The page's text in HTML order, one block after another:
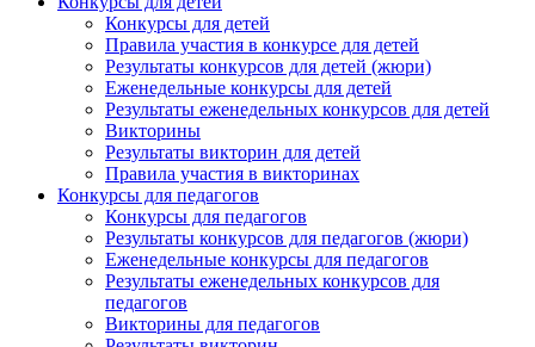
Конкурсы для детей
Конкурсы для детей
Правила участия в конкурсе для детей
Результаты конкурсов для детей (жюри)
Еженедельные конкурсы для детей
Результаты еженедельных конкурсов для детей
Викторины
Результаты викторин для детей
Правила участия в викторинах
Конкурсы для педагогов
Конкурсы для педагогов
Результаты конкурсов для педагогов (жюри)
Еженедельные конкурсы для педагогов
Результаты еженедельных конкурсов для
педагогов
Викторины для педагогов